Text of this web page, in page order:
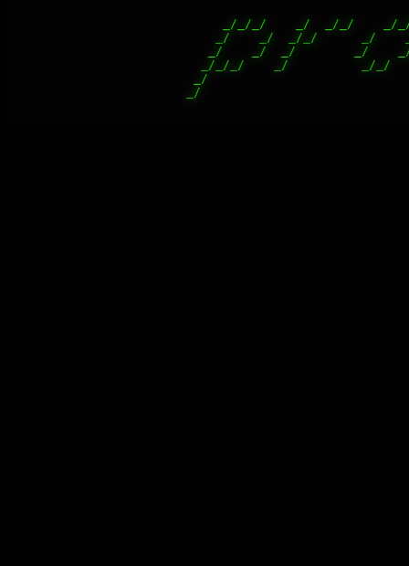
_/_/_/    _/  _/_/
_/    _/  _/_/      _/
_/    _/  _/        _/
_/_/_/    _/          _/
_/
_/